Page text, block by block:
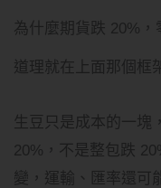
為什麼期貨跌 20%，
道理就在上面那個框
生豆只是成本的一塊
20%，不是整包跌
變，運輸、匯率還可